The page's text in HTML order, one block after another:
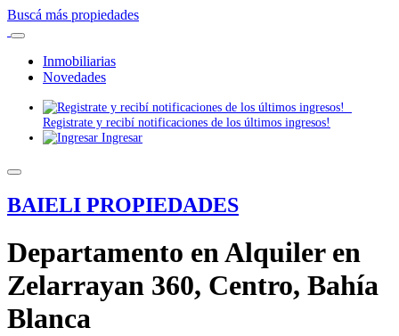
Buscá más propiedades
Inmobiliarias
Novedades
Registrate y recibí notificaciones de los últimos ingresos!
Ingresar
BAIELI PROPIEDADES
Departamento en Alquiler en
Zelarrayan 360, Centro, Bahía
Blanca